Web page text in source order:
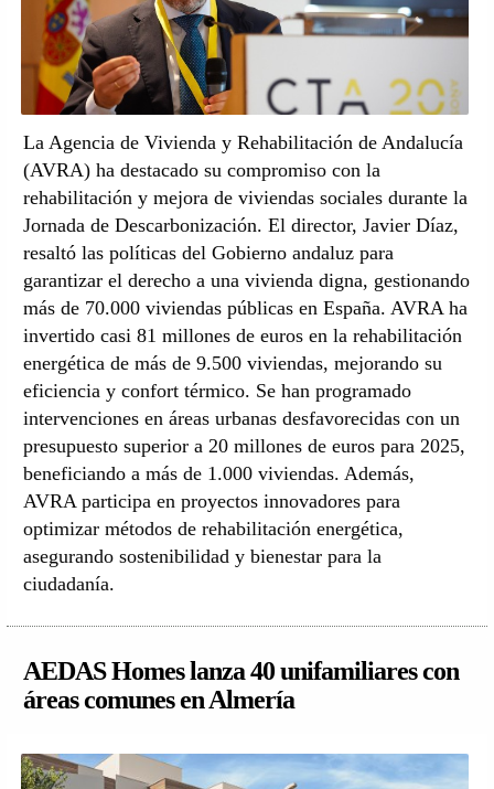
La Agencia de Vivienda y Rehabilitación de Andalucía
(AVRA) ha destacado su compromiso con la
rehabilitación y mejora de viviendas sociales durante la
Jornada de Descarbonización. El director, Javier Díaz,
resaltó las políticas del Gobierno andaluz para
garantizar el derecho a una vivienda digna, gestionando
más de 70.000 viviendas públicas en España. AVRA ha
invertido casi 81 millones de euros en la rehabilitación
energética de más de 9.500 viviendas, mejorando su
eficiencia y confort térmico. Se han programado
intervenciones en áreas urbanas desfavorecidas con un
presupuesto superior a 20 millones de euros para 2025,
beneficiando a más de 1.000 viviendas. Además,
AVRA participa en proyectos innovadores para
optimizar métodos de rehabilitación energética,
asegurando sostenibilidad y bienestar para la
ciudadanía.
AEDAS Homes lanza 40 unifamiliares con
áreas comunes en Almería